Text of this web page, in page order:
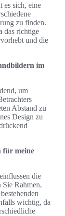
es sich, eine
zu finden.
das richtige
und die
im
um
Abstand zu
Design zu
für meine
die
Sie Rahmen,
wichtig, da